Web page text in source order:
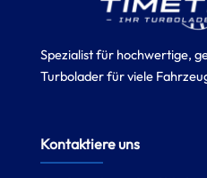
Spezialist für hochwertige,
Turbolader für viele
Kontaktiere uns